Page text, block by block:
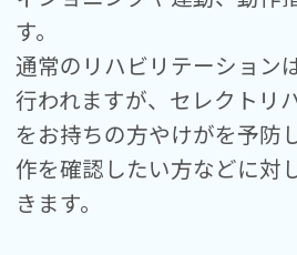
す。
通常のリハビリテーション
行われますが、セレクトリ
をお持ちの方やけがを予防
作を確認したい方などに対
きます。